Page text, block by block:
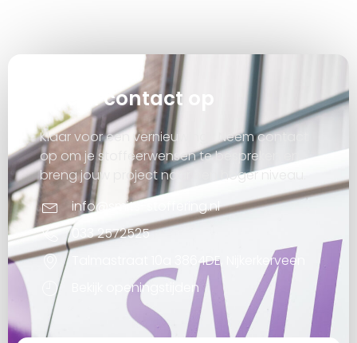
Neem contact op
Klaar voor een vernieuwing? Neem contact
op om je stoffeerwensen te bespreken en
breng jouw project naar een hoger niveau.
info@smits-stoffering.nl
033 2572525
Talmastraat 10a 3864DE, Nijkerkerveen
Bekijk openingstijden